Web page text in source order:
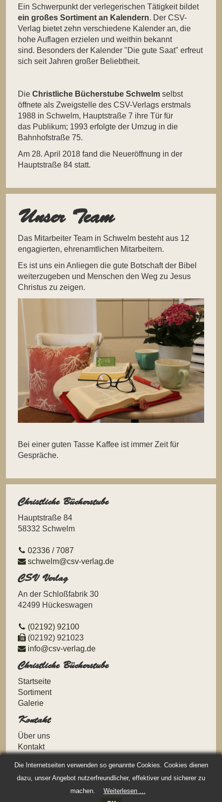
Ein Schwerpunkt der verlegerischen Tätigkeit bildet
ein großes Sortiment an Kalendern. Der CSV-
Verlag bietet zehn verschiedene Kalender an, die
hohe Auflagen erzielen und weithin bekannt
sind. Besonders der Kalender "Die gute Saat" erfreut
sich seit Jahren großer Beliebtheit.
Die Christliche Bücherstube Schwelm selbst
öffnete als Zweigstelle des CSV-Verlags erstmals
1988 in Schwelm, Hauptstraße 7 ihre Tür für
das Publikum; 1993 erfolgte der Umzug in die
Bahnhofstraße 75.
Am 28. April 2018 fand die Neueröffnung in der
Hauptstraße 84 statt.
Unser Team
Das Mitarbeiter Team in Schwelm besteht aus 12
engagierten, ehrenamtlichen Mitarbeitern.
Es ist uns ein Anliegen die gute Botschaft der Bibel
weiterzugeben und Menschen den Weg zu Jesus
Christus zu zeigen.
Bei einer guten Tasse Kaffee ist immer Zeit für
Gespräche.
Christliche Bücherstube
Hauptstraße 84
58332 Schwelm
02336 / 7087
schwelm@csv-verlag.de
CSV Verlag
An der Schloßfabrik 30
42499 Hückeswagen
(02192) 92100
(02192) 921023
info@csv-verlag.de
Christliche Bücherstube
Navigation
überspringen
Startseite
Sortiment
Galerie
Kontakt
Navigation
überspringen
Über uns
Kontakt
Datenschutz
Impressum
Die Internetseiten verwenden so genannte Cookies. Cookies dienen
dazu, unser Angebot nutzerfreundlicher, effektiver und sicherer zu
machen.
Weiterlesen …